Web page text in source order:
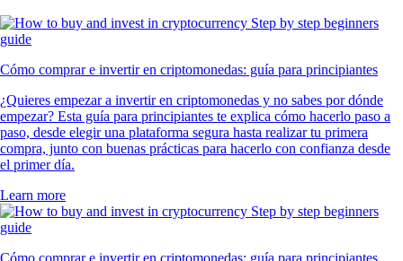
Cómo comprar e invertir en criptomonedas: guía para principiantes
¿Quieres empezar a invertir en criptomonedas y no sabes por dónde
empezar? Esta guía para principiantes te explica cómo hacerlo paso a
paso, desde elegir una plataforma segura hasta realizar tu primera
compra, junto con buenas prácticas para hacerlo con confianza desde
el primer día.
Learn more
Cómo comprar e invertir en criptomonedas: guía para principiantes